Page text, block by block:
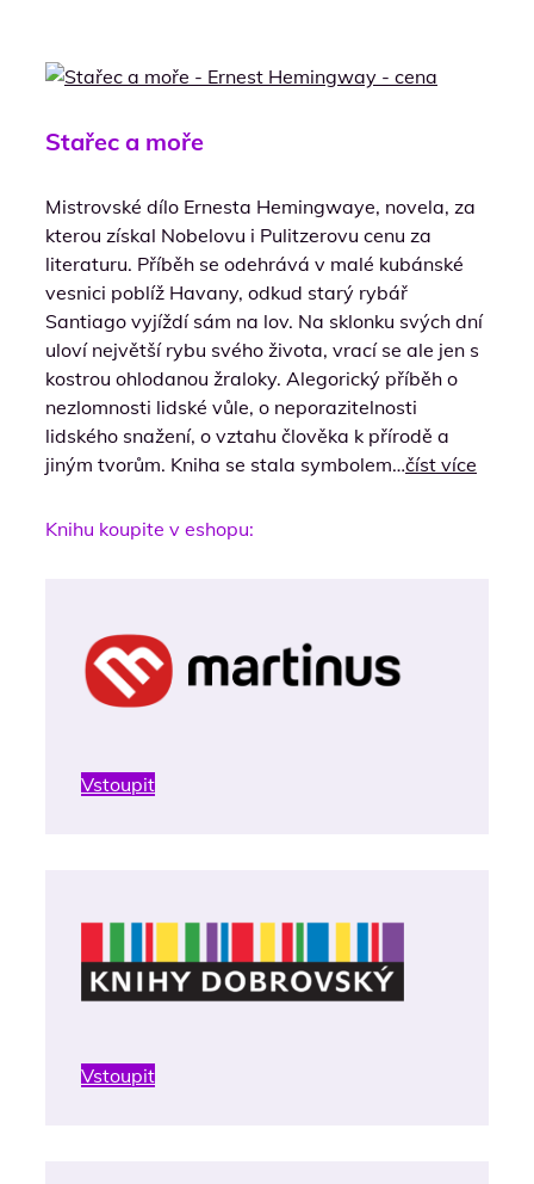
Stařec a moře
Mistrovské dílo Ernesta Hemingwaye, novela, za
kterou získal Nobelovu i Pulitzerovu cenu za
literaturu. Příběh se odehrává v malé kubánské
vesnici poblíž Havany, odkud starý rybář
Santiago vyjíždí sám na lov. Na sklonku svých dní
uloví největší rybu svého života, vrací se ale jen s
kostrou ohlodanou žraloky. Alegorický příběh o
nezlomnosti lidské vůle, o neporazitelnosti
lidského snažení, o vztahu člověka k přírodě a
jiným tvorům. Kniha se stala symbolem…číst více
Knihu koupite v eshopu:
Vstoupit
Vstoupit